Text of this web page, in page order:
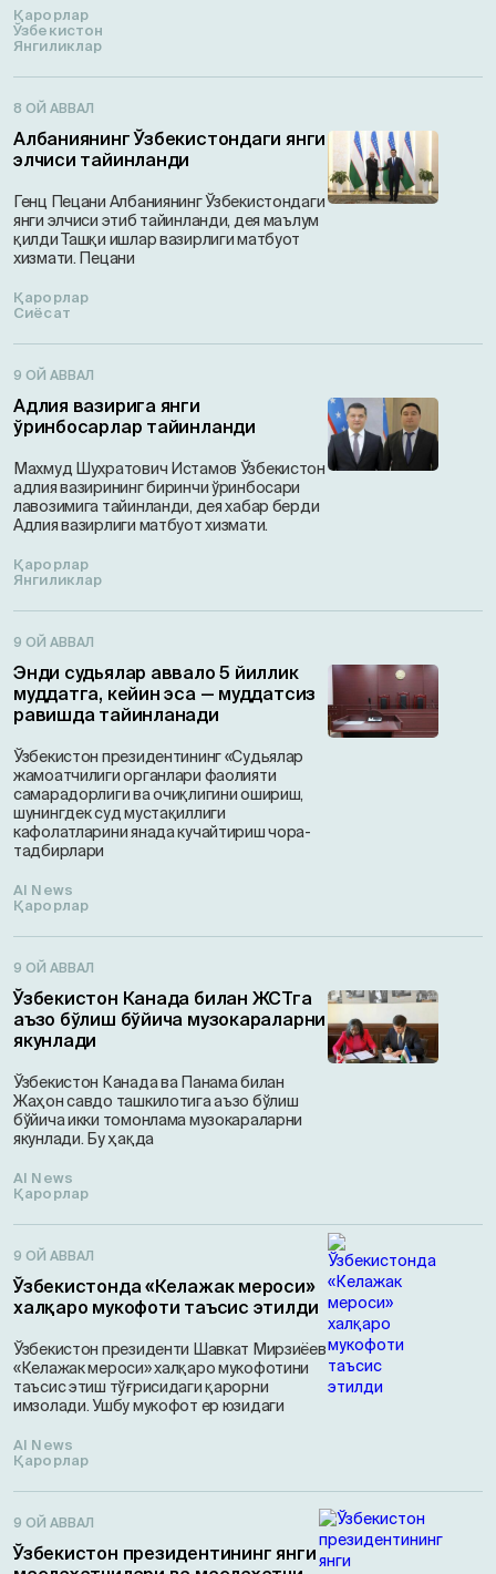
Қарорлар
Ўзбекистон
Янгиликлар
8 ОЙ АВВАЛ
Албаниянинг Ўзбекистондаги янги
элчиси тайинланди
Генц Пецани Албаниянинг Ўзбекистондаги
янги элчиси этиб тайинланди, дея маълум
қилди Ташқи ишлар вазирлиги матбуот
хизмати. Пецани
Қарорлар
Сиёсат
9 ОЙ АВВАЛ
Адлия вазирига янги
ўринбосарлар тайинланди
Махмуд Шухратович Истамов Ўзбекистон
адлия вазирининг биринчи ўринбосари
лавозимига тайинланди, дея хабар берди
Адлия вазирлиги матбуот хизмати.
Қарорлар
Янгиликлар
9 ОЙ АВВАЛ
Энди судьялар аввало 5 йиллик
муддатга, кейин эса — муддатсиз
равишда тайинланади
Ўзбекистон президентининг «Судьялар
жамоатчилиги органлари фаолияти
самарадорлиги ва очиқлигини ошириш,
шунингдек суд мустақиллиги
кафолатларини янада кучайтириш чора-
тадбирлари
AI News
Қарорлар
9 ОЙ АВВАЛ
Ўзбекистон Канада билан ЖСТга
аъзо бўлиш бўйича музокараларни
якунлади
Ўзбекистон Канада ва Панама билан
Жаҳон савдо ташкилотига аъзо бўлиш
бўйича икки томонлама музокараларни
якунлади. Бу ҳақда
AI News
Қарорлар
9 ОЙ АВВАЛ
Ўзбекистонда «Келажак мероси»
халқаро мукофоти таъсис этилди
Ўзбекистон президенти Шавкат Мирзиёев
«Келажак мероси» халқаро мукофотини
таъсис этиш тўғрисидаги қарорни
имзолади. Ушбу мукофот ер юзидаги
AI News
Қарорлар
9 ОЙ АВВАЛ
Ўзбекистон президентининг янги